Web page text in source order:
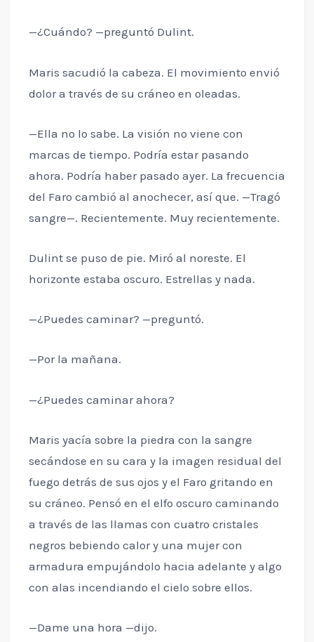
—¿Cuándo? —preguntó Dulint.
Maris sacudió la cabeza. El movimiento envió
dolor a través de su cráneo en oleadas.
—Ella no lo sabe. La visión no viene con
marcas de tiempo. Podría estar pasando
ahora. Podría haber pasado ayer. La frecuencia
del Faro cambió al anochecer, así que. —Tragó
sangre—. Recientemente. Muy recientemente.
Dulint se puso de pie. Miró al noreste. El
horizonte estaba oscuro. Estrellas y nada.
—¿Puedes caminar? —preguntó.
—Por la mañana.
—¿Puedes caminar ahora?
Maris yacía sobre la piedra con la sangre
secándose en su cara y la imagen residual del
fuego detrás de sus ojos y el Faro gritando en
su cráneo. Pensó en el elfo oscuro caminando
a través de las llamas con cuatro cristales
negros bebiendo calor y una mujer con
armadura empujándolo hacia adelante y algo
con alas incendiando el cielo sobre ellos.
—Dame una hora —dijo.